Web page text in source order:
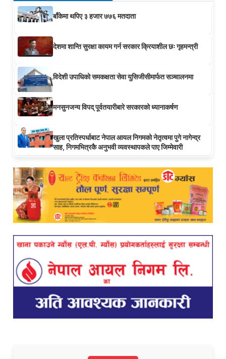
बाँकेमा थपिए ३ हजार ७७६ मतदाता
देशमा शान्ति सुरक्षा कायम गर्न सरकार क्रियाशील छः गृहमन्त्री
विदेशी उपाधिको समकक्षता सेवा युसिजीसीमार्फत सञ्चालनमा
मनसुनजन्य विपद् पूर्वतयारीबारे सरकारको ध्यानाकर्षण
खुला प्रतिस्पर्धाबाट नेपाल आयल निगमको नेतृत्वमा पुगे नागेन्द्र
साह, निगमभित्रकै अनुभवी व्यवस्थापकले पाए जिम्मेवारी